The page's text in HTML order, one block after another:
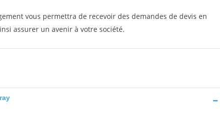
vous permettra de recevoir des demandes de devis en
assurer un avenir à votre société.